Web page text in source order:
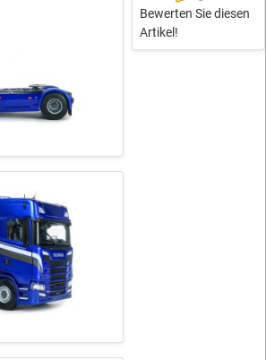
Bewerten Sie diesen
Artikel!